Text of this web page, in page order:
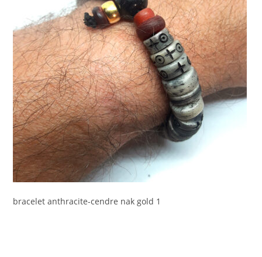
bracelet anthracite-cendre nak gold 1